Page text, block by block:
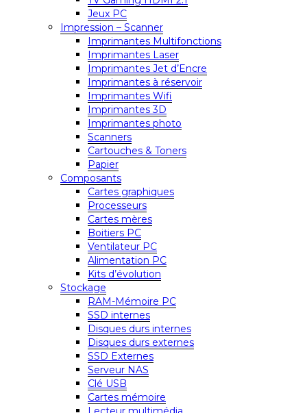
Jeux PC
Impression – Scanner
Imprimantes Multifonctions
Imprimantes Laser
Imprimantes Jet d’Encre
Imprimantes à réservoir
Imprimantes Wifi
Imprimantes 3D
Imprimantes photo
Scanners
Cartouches & Toners
Papier
Composants
Cartes graphiques
Processeurs
Cartes mères
Boitiers PC
Ventilateur PC
Alimentation PC
Kits d’évolution
Stockage
RAM-Mémoire PC
SSD internes
Disques durs internes
Disques durs externes
SSD Externes
Serveur NAS
Clé USB
Cartes mémoire